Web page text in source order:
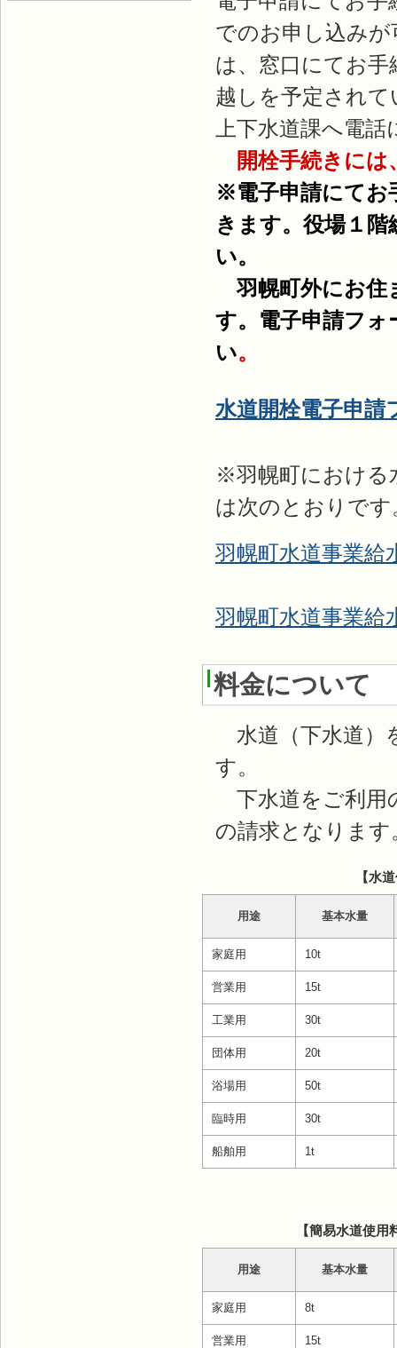
でのお申し込み
は、窓口にてお
越しを予定され
上下水道課へ電
開栓手続きには
※電子申請にてお
きます。役場１
い。
羽幌町外にお住
す。電子申請フ
い。
水道開栓電子申請
※羽幌町における
は次のとおりで
羽幌町水道事業給
羽幌町水道事業給
料金について
水道（下水道）
す。
下水道をご利用
の請求となります
【水
用途 基本水量
家庭用 10t
営業用 15t
工業用 30t
団体用 20t
浴場用 50t
臨時用 30t
船舶用 1t
【簡易水道使
用途 基本水量
家庭用 8t
営業用 15t